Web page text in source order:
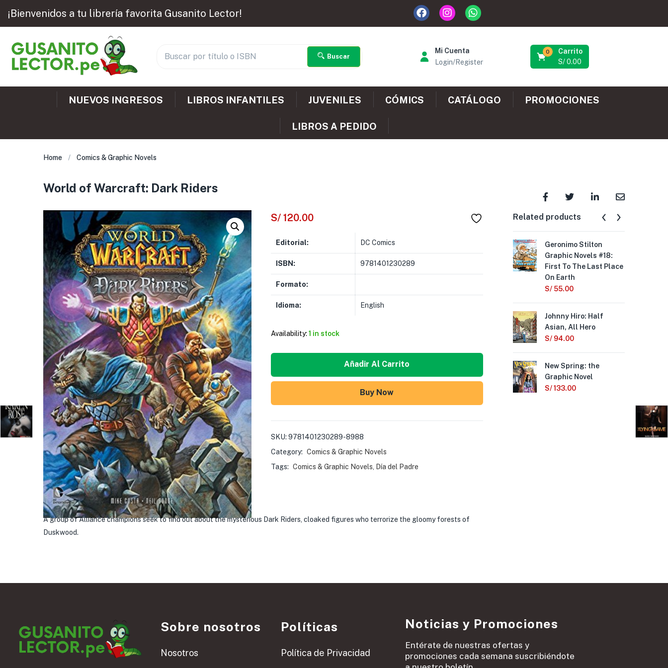
¡Bienvenidos a tu librería favorita Gusanito Lector!
Buscar
Mi Cuenta
Login/Register
Carrito
0
S/0.00
NUEVOS INGRESOS LIBROS INFANTILES JUVENILES CÓMICS CATÁLOGO PROMOCIONES
LIBROS A PEDIDO
Home Comics & Graphic Novels
World of Warcraft: Dark Riders
S/120.00
Editorial: DC Comics
ISBN: 9781401230289
Formato:
Idioma: English
Availability: 1 in stock
Añadir Al Carrito
Buy Now
SKU: 9781401230289-8988
Category: Comics & Graphic Novels
Tags: Comics & Graphic Novels Día del Padre
A group of Alliance champions seek to find out about the mysterious Dark Riders, cloaked figures who terrorize the gloomy forests of
Duskwood.
Related products
Geronimo Stilton
Graphic Novels #18:
First To The Last Place
On Earth
S/ 55.00
Johnny Hiro: Half
Asian, All Hero
S/ 94.00
New Spring: the
Graphic Novel
S/133.00
Sobre nosotros
Nosotros
Políticas
Política de Privacidad
Noticias y Promociones
Entérate de nuestras ofertas y
promociones cada semana suscribiéndote